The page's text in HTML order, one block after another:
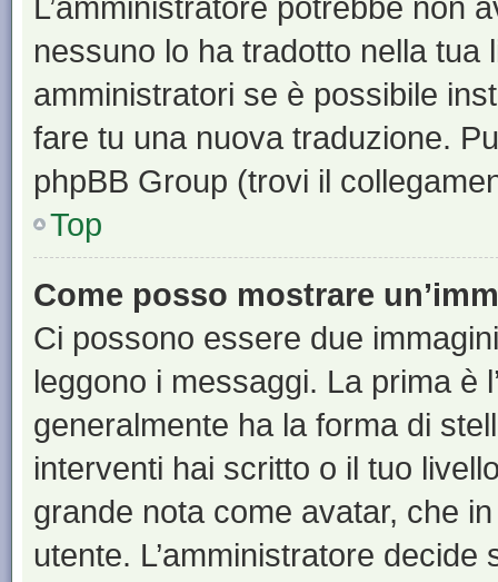
nessuno lo ha tradotto nella tua
amministratori se è possibile
fare tu una nuova traduzione.
phpBB Group (trovi il
Top
Come posso mostrare
Ci possono essere due
leggono i messaggi. La prima è
generalmente ha la forma di
interventi hai scritto o il tuo
grande nota come avatar, che
utente. L’amministratore